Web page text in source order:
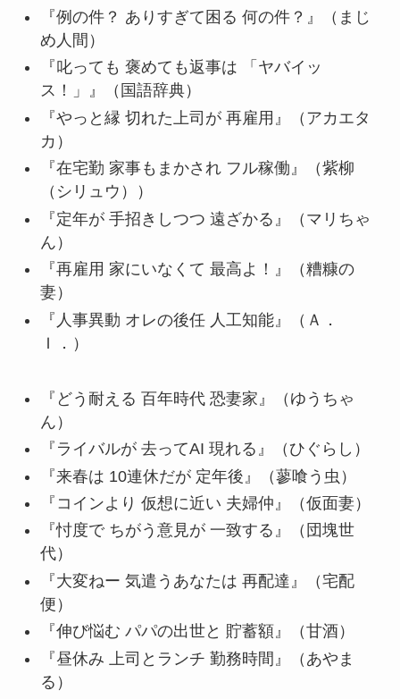
『例の件？ ありすぎて困る 何の件？』（まじ
め人間）
『叱っても 褒めても返事は 「ヤバイッ
ス！」』（国語辞典）
『やっと縁 切れた上司が 再雇用』（アカエタ
カ）
『在宅勤 家事もまかされ フル稼働』（紫柳
（シリュウ））
『定年が 手招きしつつ 遠ざかる』（マリちゃ
ん）
『再雇用 家にいなくて 最高よ！』（糟糠の
妻）
『人事異動 オレの後任 人工知能』（Ａ．
Ｉ．）
『どう耐える 百年時代 恐妻家』（ゆうちゃ
ん）
『ライバルが 去ってAI 現れる』（ひぐらし）
『来春は 10連休だが 定年後』（蓼喰う虫）
『コインより 仮想に近い 夫婦仲』（仮面妻）
『忖度で ちがう意見が 一致する』（団塊世
代）
『大変ねー 気遣うあなたは 再配達』（宅配
便）
『伸び悩む パパの出世と 貯蓄額』（甘酒）
『昼休み 上司とランチ 勤務時間』（あやま
る）